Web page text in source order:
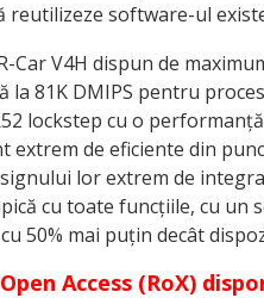
software-ul
Car V4H dispun de
la 81K DMIPS pentru
lockstep cu o
extrem de eficiente din
lor extrem de
cu toate funcțiile, cu un
50% mai puțin decât
Access (RoX)